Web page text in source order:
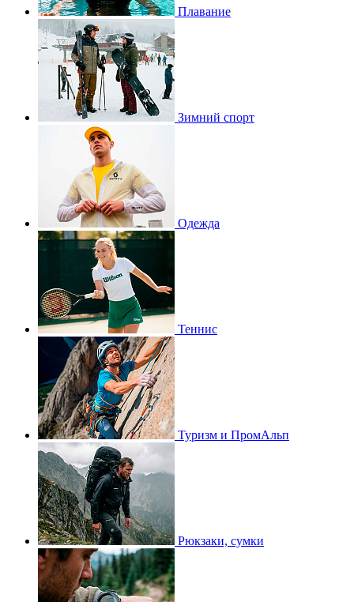
Плавание
Зимний спорт
Одежда
Теннис
Туризм и ПромАльп
Рюкзаки, сумки